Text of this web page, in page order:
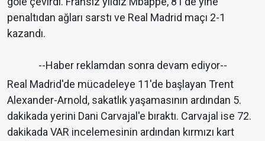
penaltıdan ağları sarstı ve Real Madrid maçı 2-1
kazandı.
--Haber reklamdan sonra devam ediyor--
Real Madrid'de mücadeleye 11'de başlayan Trent
Alexander-Arnold, sakatlık yaşamasının ardından 5.
dakikada yerini Dani Carvajal'e bıraktı. Carvajal ise 72.
dakikada VAR incelemesinin ardından kırmızı kart